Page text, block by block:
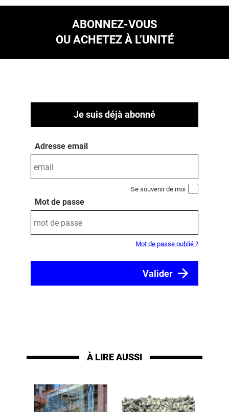
ABONNEZ-VOUS
OU ACHETEZ À L’UNITÉ
Je suis déjà abonné
Adresse email
Se souvenir de moi
Mot de passe
Mot de passe oublié ?
À LIRE AUSSI